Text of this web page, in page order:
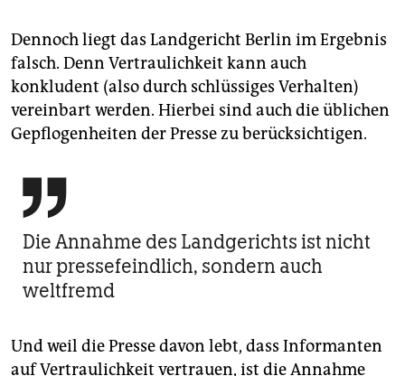
Dennoch liegt das Landgericht Berlin im Ergebnis
falsch. Denn Vertraulichkeit kann auch
konkludent (also durch schlüssiges Verhalten)
vereinbart werden. Hierbei sind auch die üblichen
Gepflogenheiten der Presse zu berücksichtigen.

Die Annahme des Landgerichts ist nicht
nur pressefeindlich, sondern auch
weltfremd
Und weil die Presse davon lebt, dass Informanten
auf Vertraulichkeit vertrauen, ist die Annahme